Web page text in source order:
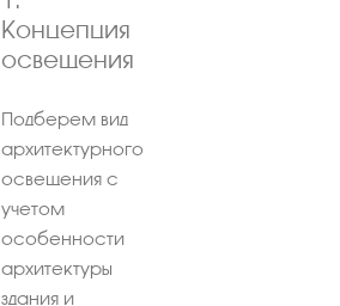
Концепция
освещения
Подберем вид
архитектурного
освещения с
учетом
особенности
архитектуры
здания и